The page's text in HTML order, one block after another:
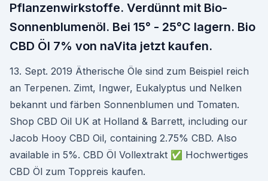
Pflanzenwirkstoffe. Verdünnt mit Bio-
Sonnenblumenöl. Bei 15° - 25°C lagern. Bio
CBD Öl 7% von naVita jetzt kaufen.
13. Sept. 2019 Ätherische Öle sind zum Beispiel reich
an Terpenen. Zimt, Ingwer, Eukalyptus und Nelken
bekannt und färben Sonnenblumen und Tomaten.
Shop CBD Oil UK at Holland & Barrett, including our
Jacob Hooy CBD Oil, containing 2.75% CBD. Also
available in 5%. CBD Öl Vollextrakt ✅ Hochwertiges
CBD Öl zum Toppreis kaufen.